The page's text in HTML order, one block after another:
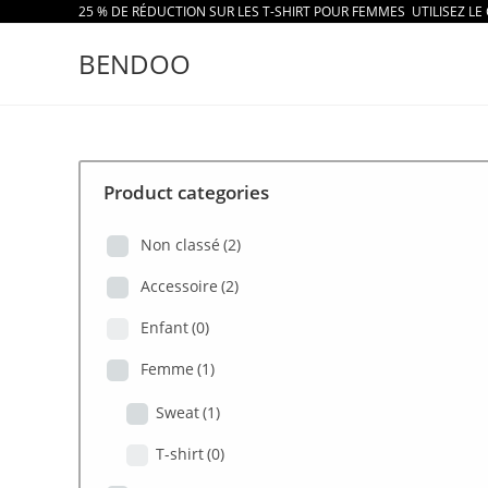
25 % DE RÉDUCTION SUR LES T-SHIRT POUR FEMMES UTILISEZ
BENDOO
Product categories
Non classé (2)
Accessoire (2)
Enfant(0)
Femme (1)
Sweat(1)
T-shirt(0)